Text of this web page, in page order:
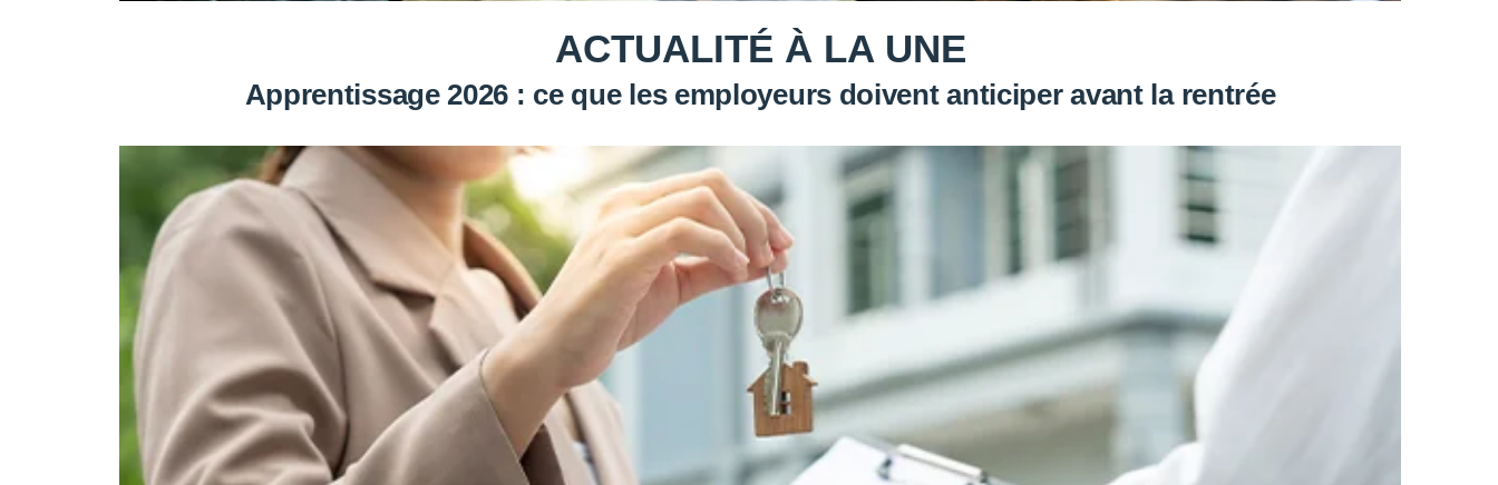
ACTUALITÉ À LA UNE
Apprentissage 2026 : ce que les employeurs doivent anticiper avant la rentrée